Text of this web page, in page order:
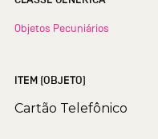
Objetos Pecuniários
ITEM (OBJETO)
Cartão Telefônico